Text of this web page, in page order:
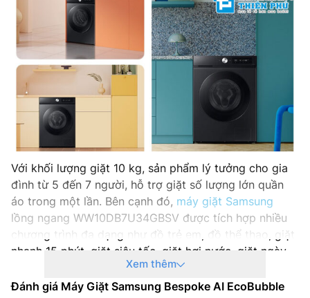
Nhà sản xuất: Samsung
Sản xuất tại: Việt Nam
Năm sản xuất: 2025
Với khối lượng giặt 10 kg, sản phẩm lý tưởng cho gia
đình từ 5 đến 7 người, hỗ trợ giặt số lượng lớn quần
áo trong một lần. Bên cạnh đó, máy giặt Samsung
lồng ngang WW10DB7U34GBSV được tích hợp nhiều
chương trình đa dạng như đồ trẻ em, đồ thể thao, giặt
nhanh 15 phút, giặt siêu tốc, giặt hơi nước, giặt ngày
nhiều mây, đồ len, đồ cotton,… phù hợp với nhiều chất
liệu vải và tình huống sử dụng khác nhau.
Xem thêm
Đánh giá Máy Giặt Samsung Bespoke AI EcoBubble